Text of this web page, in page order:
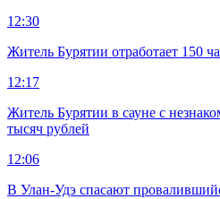
12:30
Житель Бурятии отработает 150
12:17
Житель Бурятии в сауне с
тысяч рублей
12:06
В Улан-Удэ спасают